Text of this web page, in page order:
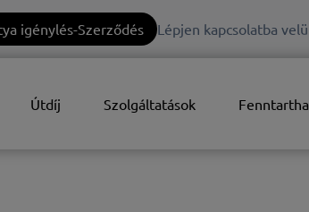
igénylés-Szerződés Lépjen kapcsolatba
Útdíj Szolgáltatások